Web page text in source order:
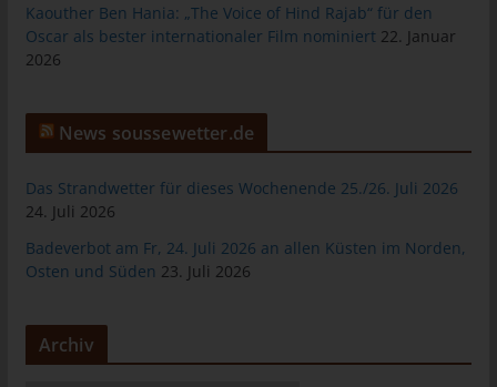
Kaouther Ben Hania: „The Voice of Hind Rajab“ für den
Oscar als bester internationaler Film nominiert 22. Januar
2026
News soussewetter.de
Das Strandwetter für dieses Wochenende 25./26. Juli 2026
24. Juli 2026
Badeverbot am Fr, 24. Juli 2026 an allen Küsten im Norden,
Osten und Süden 23. Juli 2026
Archiv
wiedererkannt und identifiziert werden.
Durch den Einsatz von Cookies kann den Nutzern dieser
Mittels eines Cookies können die Informationen und Angebote
auf unserer Internetseite im Sinne des Benutzers optimiert
werden. Cookies ermöglichen uns, wie bereits erwähnt, die
Benutzer unserer Internetseite wiederzuerkennen. Zweck dieser
Internetseite zu erleichtern. Der Benutzer einer Internetseite, die
Cookies verwendet, muss beispielsweise nicht bei jedem
weil dies von der Internetseite und dem auf dem
Computersystem des Benutzers abgelegten Cookie